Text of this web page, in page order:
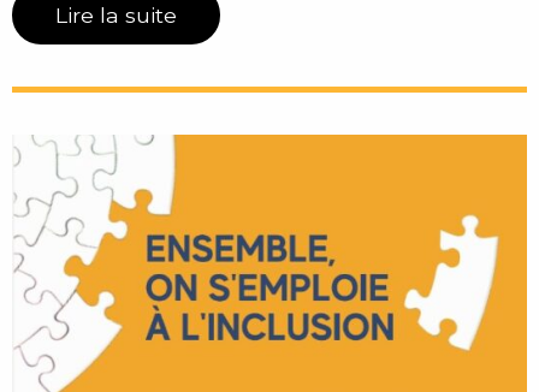
Lire la suite